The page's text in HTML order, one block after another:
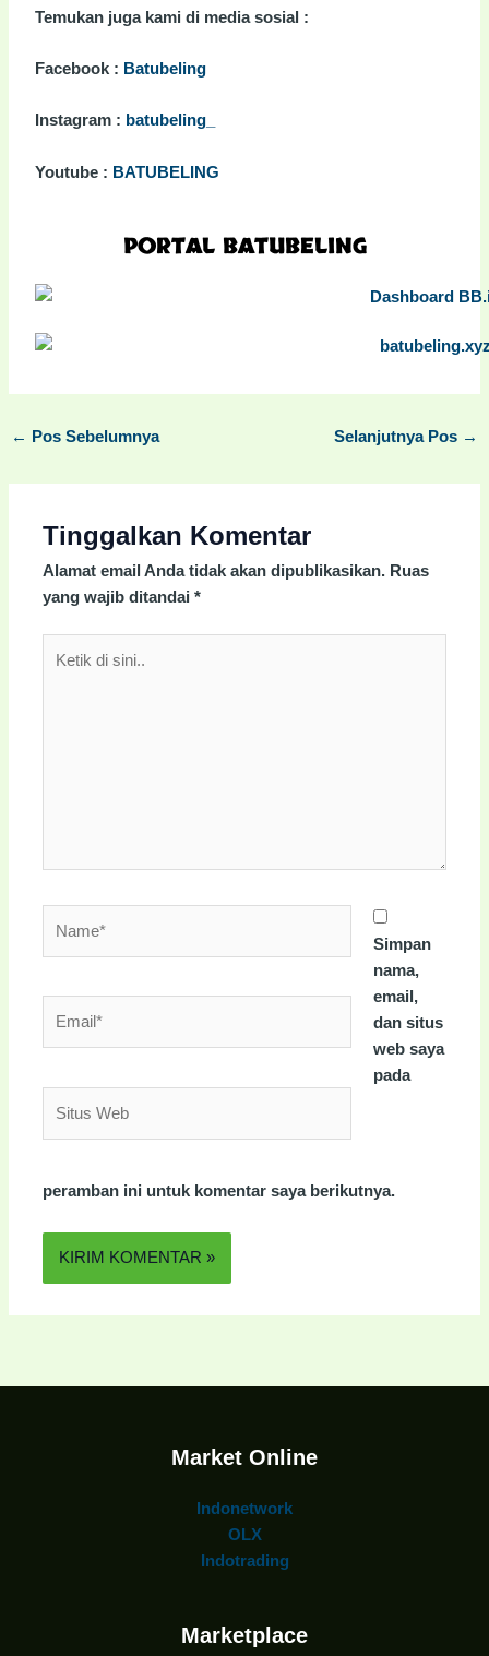
Temukan juga kami di media sosial :
Facebook : Batubeling
Instagram : batubeling_
Youtube : BATUBELING
PORTAL BATUBELING
← Pos Sebelumnya Selanjutnya Pos →
Tinggalkan Komentar
Alamat email Anda tidak akan dipublikasikan. Ruas
yang wajib ditandai*
Simpan
nama,
email,
dan situs
web saya
pada
peramban ini untuk komentar saya berikutnya.
Market Online
Indonetwork
OLX
Indotrading
Marketplace